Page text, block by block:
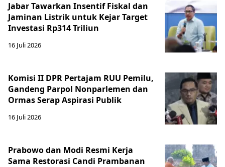
Jabar Tawarkan Insentif Fiskal dan
Jaminan Listrik untuk Kejar Target
Investasi Rp314 Triliun
16 Juli 2026
Komisi II DPR Pertajam RUU Pemilu,
Gandeng Parpol Nonparlemen dan
Ormas Serap Aspirasi Publik
16 Juli 2026
Prabowo dan Modi Resmi Kerja
Sama Restorasi Candi Prambanan